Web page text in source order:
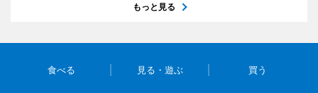
もっと見る
食べる 見る・遊ぶ 買う